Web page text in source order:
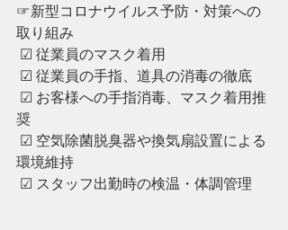
☞新型コロナウイルス予防・対策への
取り組み
☑︎ 従業員のマスク着用
☑︎ ︎従業員の手指、道具の消毒の徹底
奨
環境維持
☑︎ ︎スタッフ出勤時の検温・体調管理